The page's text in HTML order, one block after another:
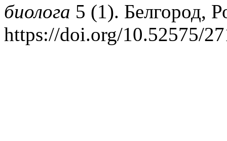
биолога 5 (1). Белгород,
https://doi.org/10.52575/